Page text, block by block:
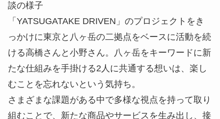
めた自分の理想の生活や、ありたい姿を考えるため
のきっかけを提供したいと思います。
東京も田舎も含めて、今後の見通しが不透明なため
に閉塞感もありますが、行動の第一歩として
「YATSUGATAKE DRIVEN」で活動することでモ
ヤモヤした気持ちが解消できるような、そんな場所
になったら僕は嬉しいです。